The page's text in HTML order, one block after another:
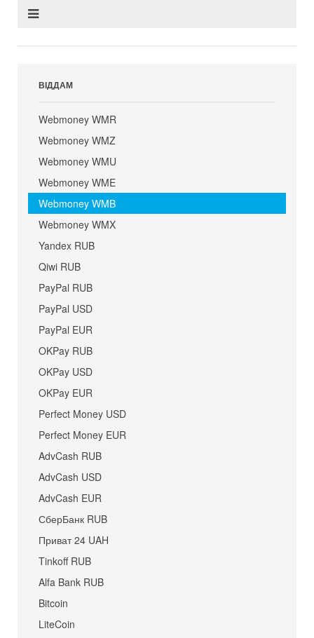
ВІДДАМ
Webmoney WMR
Webmoney WMZ
Webmoney WMU
Webmoney WME
Webmoney WMB
Webmoney WMX
Yandex RUB
Qiwi RUB
PayPal RUB
PayPal USD
PayPal EUR
OKPay RUB
OKPay USD
OKPay EUR
Perfect Money USD
Perfect Money EUR
AdvCash RUB
AdvCash USD
AdvCash EUR
СберБанк RUB
Приват 24 UAH
Tinkoff RUB
Alfa Bank RUB
Bitcoin
LiteCoin